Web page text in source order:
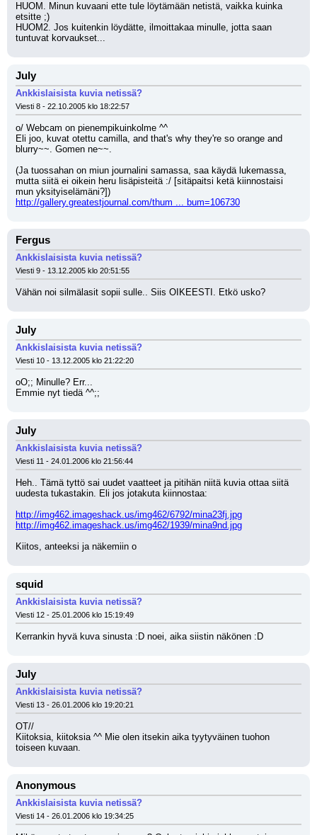
HUOM. Minun kuvaani ette tule löytämään netistä, vaikka kuinka
etsitte ;)
HUOM2. Jos kuitenkin löydätte, ilmoittakaa minulle, jotta saan
tuntuvat korvaukset...
July
Ankkislaisista kuvia netissä?
Viesti 8 - 22.10.2005 klo 18:22:57
o/ Webcam on pienempikuinkolme ^^
Eli joo, kuvat otettu camilla, and that's why they're so orange and
blurry~~. Gomen ne~~.
(Ja tuossahan on miun journalini samassa, saa käydä lukemassa,
mutta siitä ei oikein heru lisäpisteitä :/ [sitäpaitsi ketä kiinnostaisi
mun yksityiselämäni?])
http://gallery.greatestjournal.com/thum ... bum=106730
Fergus
Ankkislaisista kuvia netissä?
Viesti 9 - 13.12.2005 klo 20:51:55
Vähän noi silmälasit sopii sulle.. Siis OIKEESTI. Etkö usko?
July
Ankkislaisista kuvia netissä?
Viesti 10 - 13.12.2005 klo 21:22:20
oO;; Minulle? Err...
Emmie nyt tiedä ^^;;
July
Ankkislaisista kuvia netissä?
Viesti 11 - 24.01.2006 klo 21:56:44
Heh.. Tämä tyttö sai uudet vaatteet ja pitihän niitä kuvia ottaa siitä
uudesta tukastakin. Eli jos jotakuta kiinnostaa:
http://img462.imageshack.us/img462/6792/mina23fj.jpg
http://img462.imageshack.us/img462/1939/mina9nd.jpg
Kiitos, anteeksi ja näkemiin o
squid
Ankkislaisista kuvia netissä?
Viesti 12 - 25.01.2006 klo 15:19:49
Kerrankin hyvä kuva sinusta :D noei, aika siistin näkönen :D
July
Ankkislaisista kuvia netissä?
Viesti 13 - 26.01.2006 klo 19:20:21
OT//
Kiitoksia, kiitoksia ^^ Mie olen itsekin aika tyytyväinen tuohon
toiseen kuvaan.
Anonymous
Ankkislaisista kuvia netissä?
Viesti 14 - 26.01.2006 klo 19:34:25